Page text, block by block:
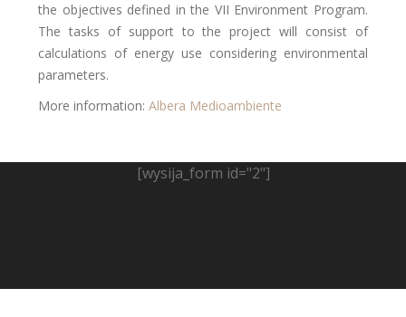
the objectives defined in the VII Environment Program.
The tasks of support to the project will consist of
calculations of energy use considering environmental
parameters.
More information:Albera Medioambiente
[wysija_form id="2"]